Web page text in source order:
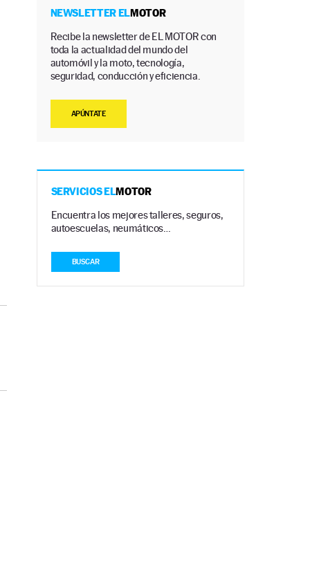
NEWSLETTER ELMOTOR
Recibe la newsletter de EL MOTOR con
toda la actualidad del mundo del
automóvil y la moto, tecnología,
seguridad, conducción y eficiencia.
APÚNTATE
SERVICIOS ELMOTOR
Encuentra los mejores talleres, seguros,
autoescuelas, neumáticos…
BUSCAR